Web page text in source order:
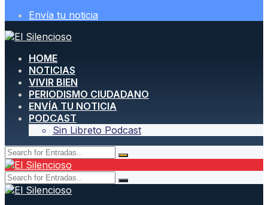
Envía tu noticia
HOME
NOTICIAS
VIVIR BIEN
PERIODISMO CIUDADANO
ENVÍA TU NOTICIA
PODCAST
Sin Libreto Podcast